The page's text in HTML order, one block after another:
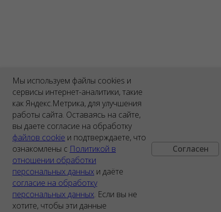
Мы используем файлы cookies и
сервисы интернет-аналитики, такие
как Яндекс.Метрика, для улучшения
работы сайта. Оставаясь на сайте,
вы даете согласие на обработку
файлов cookie и подтверждаете, что
ознакомлены с Политикой в
отношении обработки
персональных данных и даёте
согласие на обработку
персональных данных. Если вы не
хотите, чтобы эти данные
Согласен